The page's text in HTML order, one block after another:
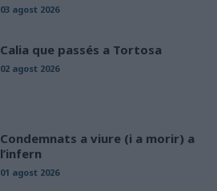
03 agost 2026
Calia que passés a Tortosa
02 agost 2026
Condemnats a viure (i a morir) a
l’infern
01 agost 2026